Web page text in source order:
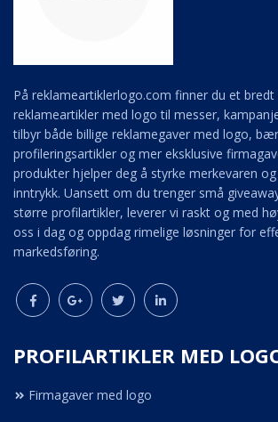
På reklameartiklerlogo.com finner du et bredt
reklameartikler med logo til messer,
tilbyr både billige reklamegaver med logo,
profileringsartikler og mer eksklusive
produkter hjelper deg å styrke merkevaren
inntrykk. Uansett om du trenger små
større profilartikler, leverer vi raskt og med
oss i dag og oppdag rimelige løsninger for
markedsføring.
PROFILARTIKLER MED
Firmagaver med logo